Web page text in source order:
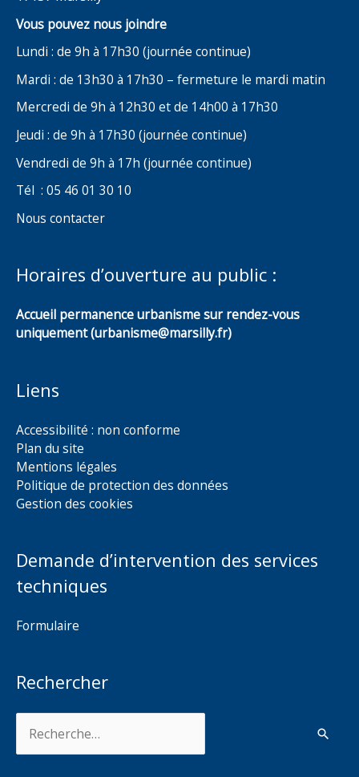
Vous pouvez nous joindre
Lundi : de 9h à 17h30 (journée continue)
Mardi : de 13h30 à 17h30 – fermeture le mardi matin
Mercredi de 9h à 12h30 et de 14h00 à 17h30
Jeudi : de 9h à 17h30 (journée continue)
Vendredi de 9h à 17h (journée continue)
Tél : 05 46 01 30 10
Nous contacter
Horaires d’ouverture au public :
Accueil permanence urbanisme sur rendez-vous
uniquement (urbanisme@marsilly.fr)
Liens
Accessibilité : non conforme
Plan du site
Mentions légales
Politique de protection des données
Gestion des cookies
Demande d’intervention des services
techniques
Formulaire
Rechercher